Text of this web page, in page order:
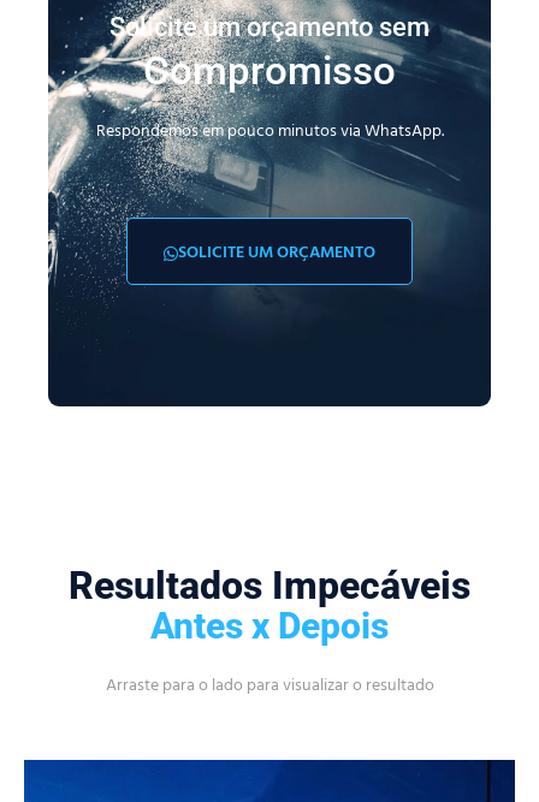
Solicite um orçamento sem
Compromisso
Respondemos em pouco minutos via WhatsApp.
SOLICITE UM ORÇAMENTO
Resultados Impecáveis
Antes x Depois
Arraste para o lado para visualizar o resultado